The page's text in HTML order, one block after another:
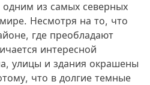
из самых северных
Несмотря на то, что
где преобладают
интересной
улицы и здания окрашены
что в долгие темные